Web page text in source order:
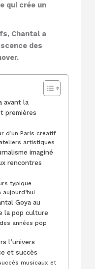
qui crée un
Chantal a
des
avant la
premières
d’un Paris créatif
artistiques
imaginé
rencontres
typique
Goya au
la pop culture
années pop
l’univers
et succès
musicaux et